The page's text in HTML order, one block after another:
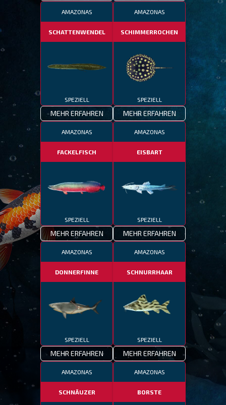
AMAZONAS
SCHATTENWENDEL
SPEZIELL
MEHR ERFAHREN
AMAZONAS
SCHIMMERROCHEN
SPEZIELL
MEHR ERFAHREN
AMAZONAS
FACKELFISCH
SPEZIELL
MEHR ERFAHREN
AMAZONAS
EISBART
SPEZIELL
MEHR ERFAHREN
AMAZONAS
DONNERFINNE
SPEZIELL
MEHR ERFAHREN
AMAZONAS
SCHNURRHAAR
SPEZIELL
MEHR ERFAHREN
AMAZONAS
SCHNÄUZER
AMAZONAS
BORSTE